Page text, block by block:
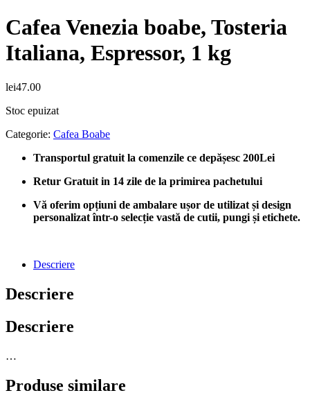
Cafea Venezia boabe, Tosteria
Italiana, Espressor, 1 kg
lei47.00
Stoc epuizat
Categorie: Cafea Boabe
Transportul gratuit la comenzile ce depășesc 200Lei
Retur Gratuit in 14 zile de la primirea pachetului
Vă oferim opțiuni de ambalare ușor de utilizat și design
personalizat într-o selecție vastă de cutii, pungi și etichete.
Descriere
Descriere
Descriere
…
Produse similare